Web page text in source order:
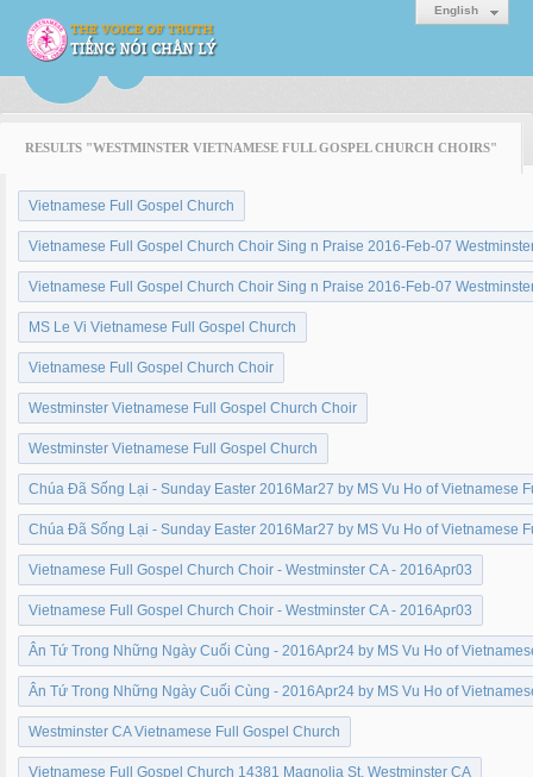
English
RESULTS "WESTMINSTER VIETNAMESE FULL GOSPEL CHURCH CHOIRS"
Vietnamese Full Gospel Church
Vietnamese Full Gospel Church Choir Sing n Praise 2016-Feb-07
Vietnamese Full Gospel Church Choir Sing n Praise 2016-Feb-07
MS Le Vi Vietnamese Full Gospel Church
Vietnamese Full Gospel Church Choir
Westminster Vietnamese Full Gospel Church Choir
Westminster Vietnamese Full Gospel Church
Chúa Đã Sống Lại - Sunday Easter 2016Mar27 by MS Vu Ho of Vietnamese
Chúa Đã Sống Lại - Sunday Easter 2016Mar27 by MS Vu Ho of Vietnamese
Vietnamese Full Gospel Church Choir - Westminster CA - 2016Apr03
Vietnamese Full Gospel Church Choir - Westminster CA - 2016Apr03
Ân Tứ Trong Những Ngày Cuối Cùng - 2016Apr24 by MS Vu Ho of
Ân Tứ Trong Những Ngày Cuối Cùng - 2016Apr24 by MS Vu Ho of
Westminster CA Vietnamese Full Gospel Church
Vietnamese Full Gospel Church 14381 Magnolia St. Westminster CA